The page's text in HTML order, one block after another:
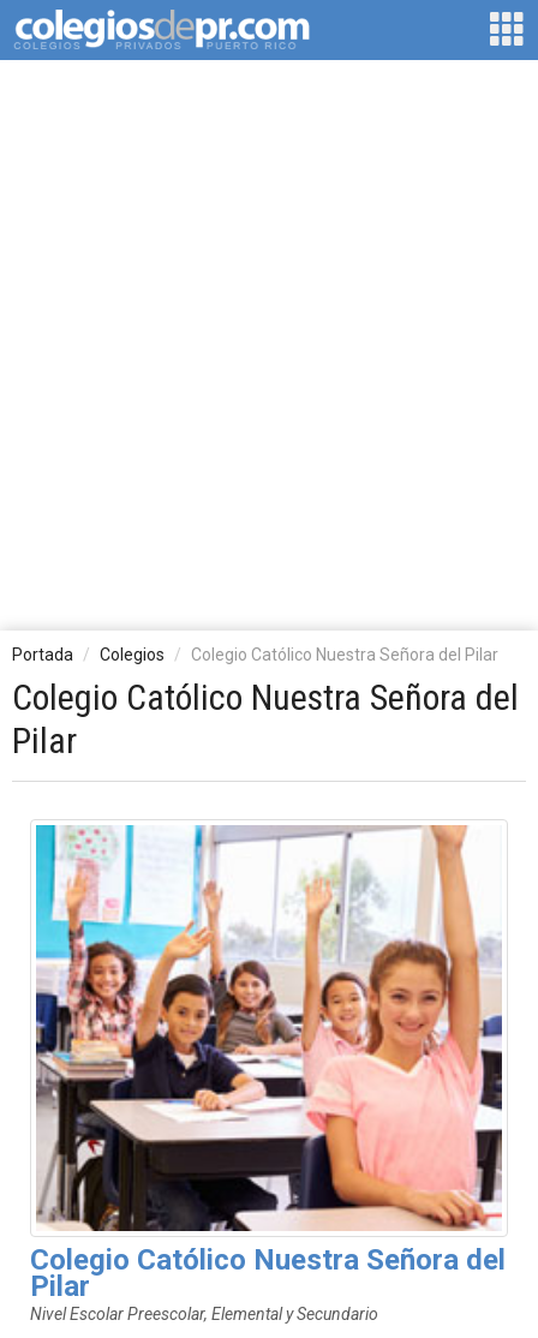
Portada Colegios Colegio Católico Nuestra Señora del Pilar
Colegio Católico Nuestra Señora del
Pilar
Colegio Católico Nuestra Señora del
Pilar
Nivel Escolar Preescolar, Elemental y Secundario